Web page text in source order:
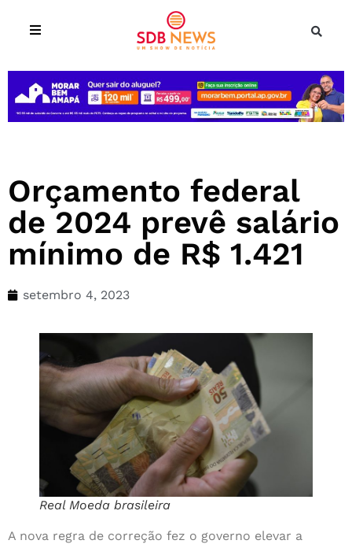
Orçamento federal
de 2024 prevê salário
mínimo de R$ 1.421
setembro 4, 2023
Real Moeda brasileira
A nova regra de correção fez o governo elevar a